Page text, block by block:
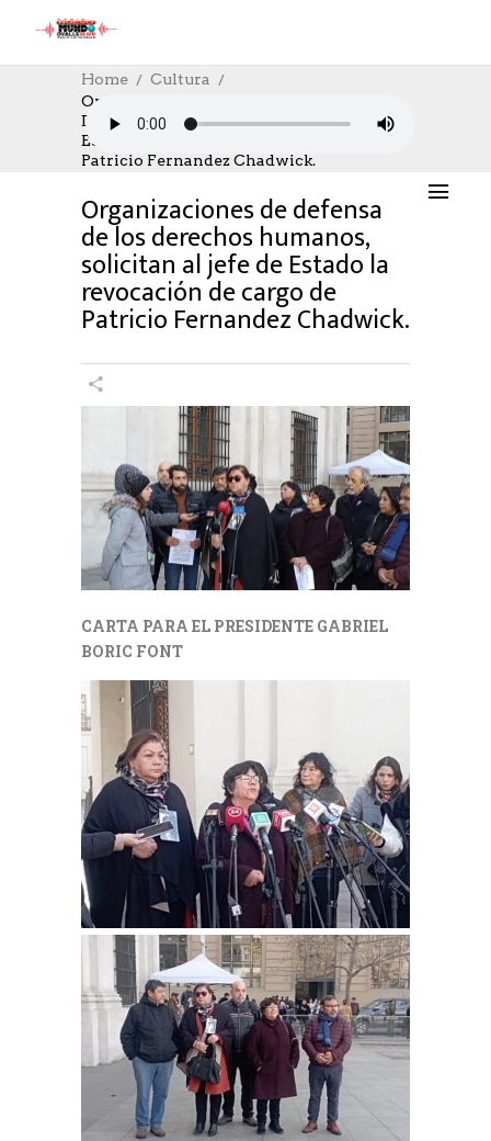
Home
Cultura
Organizaciones De Defensa De Los
Derechos Humanos, Solicitan Al Jefe De
Estado La Revocación De Cargo De
Patricio Fernandez Chadwick.
CULTURA,CULTURE,SOCIAL,SOCIAL
04/07/2023
1019 SEEN
0 COMMENTS
Organizaciones de defensa
de los derechos humanos,
solicitan al jefe de Estado la
revocación de cargo de
Patricio Fernandez Chadwick.
CARTA PARA EL PRESIDENTE GABRIEL
BORIC FONT